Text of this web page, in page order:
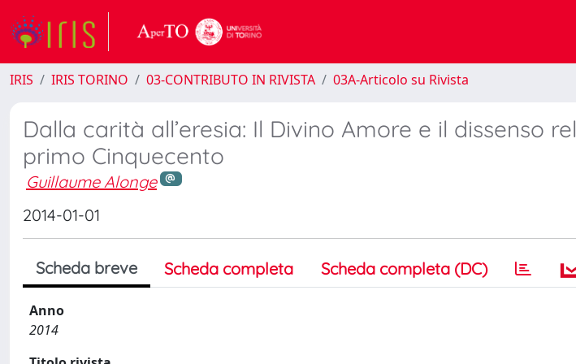
IRIS IRIS TORINO 03-CONTRIBUTO IN RIVISTA 03A-Articolo su Rivista
Dalla carità all’eresia: Il Divino Amore e il dissenso
primo Cinquecento
Guillaume Alonge
2014-01-01
Scheda breve Scheda completa Scheda completa (DC)
Anno
2014